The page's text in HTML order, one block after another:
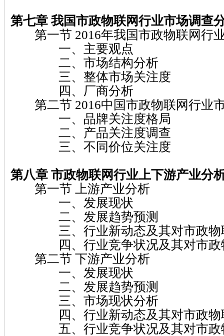
第七章 我国市政物联网行业市场调查
第一节 2016年我国市政物联网行
一、主要观点
二、市场结构分析
三、整体市场关注度
四、厂商分析
第二节 2016中国市政物联网行业
一、品牌关注度格局
二、产品关注度调查
三、不同价位关注度
第八章 市政物联网行业上下游产业分
第一节 上游产业分析
一、发展现状
二、发展趋势预测
三、行业新动态及其对市政物
四、行业竞争状况及其对市政
第二节 下游产业分析
一、发展现状
二、发展趋势预测
三、市场现状分析
四、行业新动态及其对市政物
五、行业竞争状况及其对市政